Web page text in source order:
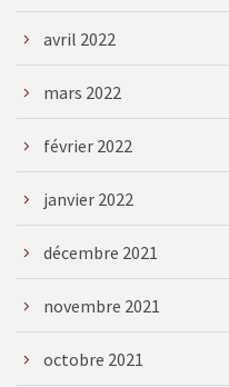
avril 2022
mars 2022
février 2022
janvier 2022
décembre 2021
novembre 2021
octobre 2021